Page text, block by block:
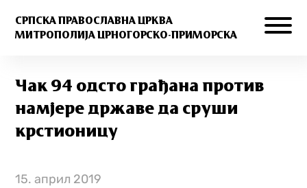
СРПСКА ПРАВОСЛАВНА ЦРКВА
МИТРОПОЛИЈА ЦРНОГОРСКО-ПРИМОРСКА
Чак 94 одсто грађана против
намјере државе да сруши
крстионицу
15. април 2019